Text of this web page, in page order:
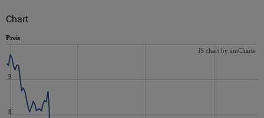
Chart
Preis
8
9
JS chart by amCharts